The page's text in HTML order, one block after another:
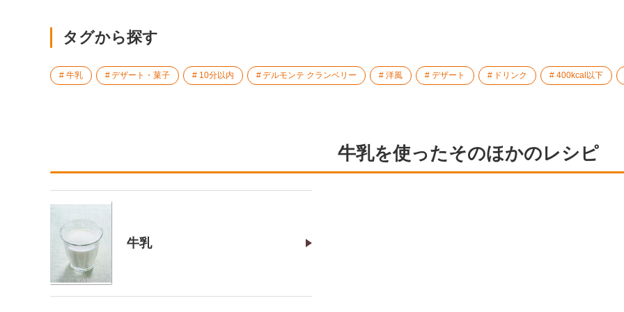
タグから探す
牛乳 デザート・菓子 10分以内 デルモンテ クランベリー 洋風 デザート ドリンク 400kcal以下
牛乳を使ったそのほかのレシピ
牛乳